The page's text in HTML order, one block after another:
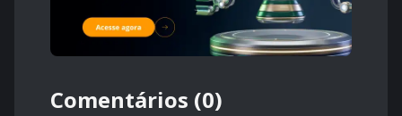
Comentários (0)